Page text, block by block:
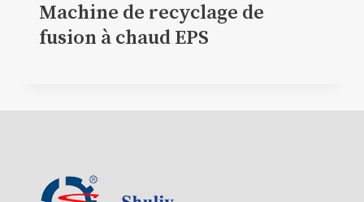
Machine de recyclage de
fusion à chaud EPS